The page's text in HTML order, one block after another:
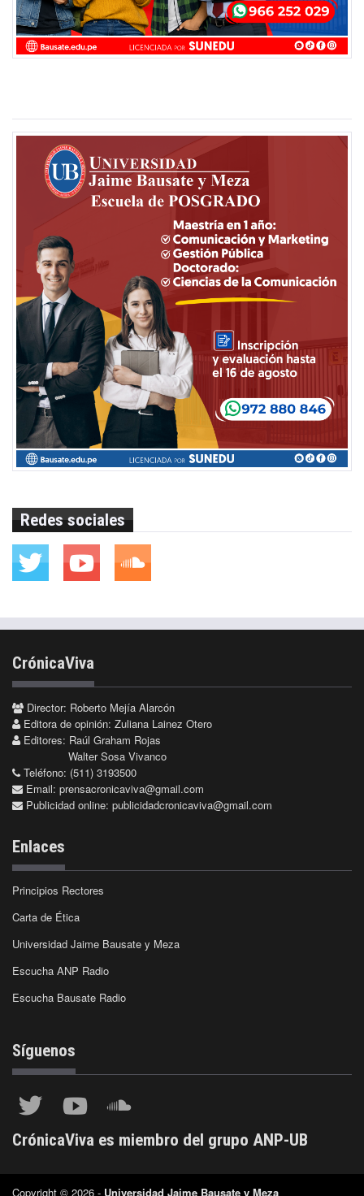
Redes sociales
CrónicaViva
Director: Roberto Mejía Alarcón
Editora de opinión: Zuliana Lainez Otero
Editores: Raúl Graham Rojas
Walter Sosa Vivanco
Teléfono: (511) 3193500
Email: prensacronicaviva@gmail.com
Publicidad online: publicidadcronicaviva@gmail.com
Enlaces
Principios Rectores
Carta de Ética
Universidad Jaime Bausate y Meza
Escucha ANP Radio
Escucha Bausate Radio
Síguenos
CrónicaViva es miembro del grupo ANP-UB
Copyright © 2026 - Universidad Jaime Bausate y Meza